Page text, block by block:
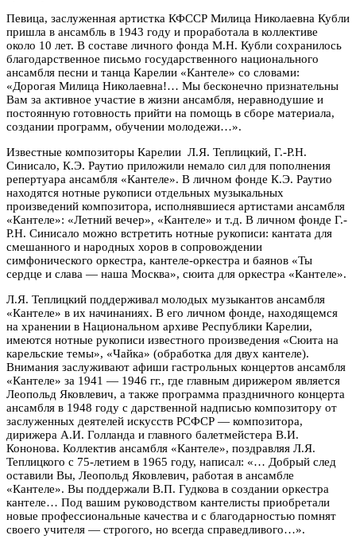
Певица, заслуженная артистка КФССР Милица Николаевна Кубли
пришла в ансамбль в 1943 году и проработала в коллективе
около 10 лет. В составе личного фонда М.Н. Кубли сохранилось
благодарственное письмо государственного национального
ансамбля песни и танца Карелии «Кантеле» со словами:
«Дорогая Милица Николаевна!… Мы бесконечно признательны
Вам за активное участие в жизни ансамбля, неравнодушие и
постоянную готовность прийти на помощь в сборе материала,
создании программ, обучении молодежи…».
Известные композиторы Карелии Л.Я. Теплицкий, Г.-Р.Н.
Синисало, К.Э. Раутио приложили немало сил для пополнения
репертуара ансамбля «Кантеле». В личном фонде К.Э. Раутио
находятся нотные рукописи отдельных музыкальных
произведений композитора, исполнявшиеся артистами ансамбля
«Кантеле»: «Летний вечер», «Кантеле» и т.д. В личном фонде Г.-
Р.Н. Синисало можно встретить нотные рукописи: кантата для
смешанного и народных хоров в сопровождении
симфонического оркестра, кантеле-оркестра и баянов «Ты
сердце и слава — наша Москва», сюита для оркестра «Кантеле».
Л.Я. Теплицкий поддерживал молодых музыкантов ансамбля
«Кантеле» в их начинаниях. В его личном фонде, находящемся
на хранении в Национальном архиве Республики Карелии,
имеются нотные рукописи известного произведения «Сюита на
карельские темы», «Чайка» (обработка для двух кантеле).
Внимания заслуживают афиши гастрольных концертов ансамбля
«Кантеле» за 1941 — 1946 гг., где главным дирижером является
Леопольд Яковлевич, а также программа праздничного концерта
ансамбля в 1948 году с дарственной надписью композитору от
заслуженных деятелей искусств РСФСР — композитора,
дирижера А.И. Голланда и главного балетмейстера В.И.
Кононова. Коллектив ансамбля «Кантеле», поздравляя Л.Я.
Теплицкого с 75-летием в 1965 году, написал: «… Добрый след
оставили Вы, Леопольд Яковлевич, работая в ансамбле
«Кантеле». Вы поддержали В.П. Гудкова в создании оркестра
кантеле… Под вашим руководством кантелисты приобретали
новые профессиональные качества и с благодарностью помнят
своего учителя — строгого, но всегда справедливого…».